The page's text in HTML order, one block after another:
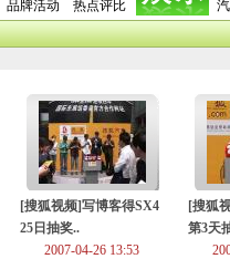
品牌活动
热点评比
[搜狐视频]写博客得SX4
25日抽奖..
2007-04-26 13:53
[搜狐
第3天